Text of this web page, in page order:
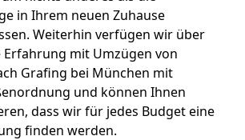
in Ihrem neuen Zuhause
Weiterhin verfügen wir über
mit Umzügen von
Grafing bei München mit
und können Ihnen
dass wir für jedes Budget eine
finden werden.